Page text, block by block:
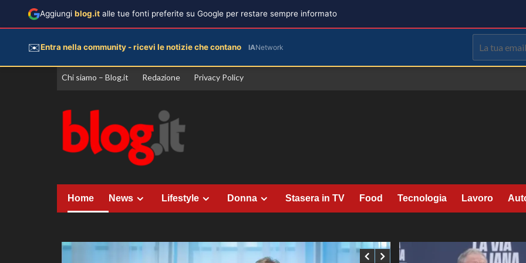
Vai
Chi siamo – Blog.it Redazione Privacy Policy
Home News Lifestyle Donna Stasera in TV Food Tecnologia Lavoro
Aggiungi blog.it alle tue fonti preferite su Google per restare sempre informato
✉️Entra nella community - ricevi le notizie che contano IANetwork